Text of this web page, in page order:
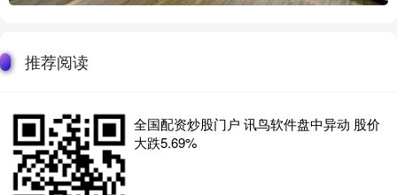
推荐阅读
全国配资炒股门户 讯鸟软件盘中异动 股价
大跌5.69%